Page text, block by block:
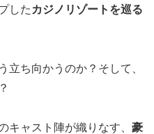
した カジノリゾートを巡る
立ち向かうのか？そして、
キャスト陣が織りなす、 豪